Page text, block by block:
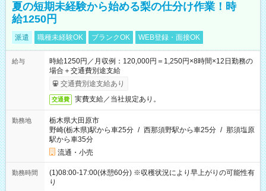
夏の短期未経験から始める梨の仕分け作業！時
給1250円
派遣 職種未経験OK ブランクOK WEB登録・面接OK
給与
時給1250円／月収例：120,000円＝1,250円×8時間×12日勤務の
場合＋交通費別途支給
交通費別途支給あり
交通費 実費支給／当社規定あり。
勤務地
栃木県大田原市
野崎(栃木県)駅から車25分 / 西那須野駅から車25分 / 那須塩原
駅から車35分
流通・小売
勤務時間
(1)08:00-17:00(休憩60分) ※収穫状況により早上がりの可能性有
り